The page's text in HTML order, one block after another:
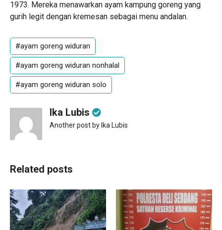
1973. Mereka menawarkan ayam kampung goreng yang
gurih legit dengan kremesan sebagai menu andalan.
#ayam goreng widuran
#ayam goreng widuran nonhalal
#ayam goreng widuran solo
Ika Lubis
Another post by Ika Lubis
Related posts